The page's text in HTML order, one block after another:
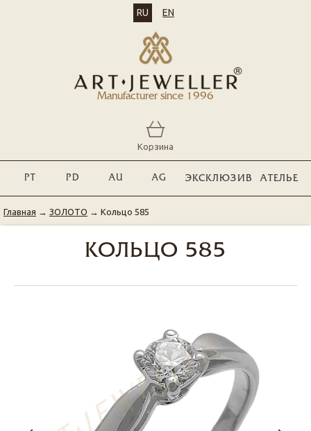
Manufacturer since 1996
RU EN
Корзина
PT PD AU AG ЭКСКЛЮЗИВ АТЕЛЬЕ
Главная → ЗОЛОТО → Кольцо 585
КОЛЬЦО 585